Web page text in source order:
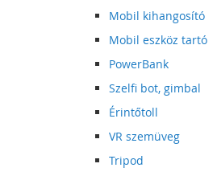
Mobil kihangosító
Mobil eszköz tartó
PowerBank
Szelfi bot, gimbal
Érintőtoll
VR szemüveg
Tripod